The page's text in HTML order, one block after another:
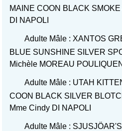
MAINE COON BLACK
DI NAPOLI
Adulte Mâle : XANTOS
BLUE SUNSHINE SILVER
Michèle MOREAU POULIQUEN
Adulte Mâle : UTAH
COON BLACK SILVER
Mme Cindy DI NAPOLI
Adulte Mâle :